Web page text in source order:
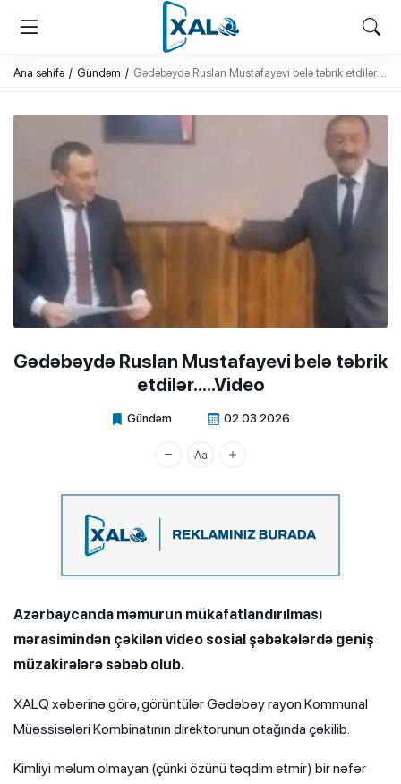
XALQ.ONLINE
ONLAYN PLATFORMA
Ana səhifə Gündəm Gədəbəydə Ruslan Mustafayevi belə təbrik
Gədəbəydə Ruslan Mustafayevi belə təbrik
etdilər…..Video
Gündəm 02.03.2026
Xalq.Online
Azərbaycanda məmurun mükafatlandırılması
mərasimindən çəkilən video sosial şəbəkələrdə geniş
müzakirələrə səbəb olub.
XALQ xəbərinə görə, görüntülər Gədəbəy rayon Kommunal
Müəssisələri Kombinatının direktorunun otağında çəkilib.
Kimliyi məlum olmayan (çünki özünü təqdim etmir) bir nəfər